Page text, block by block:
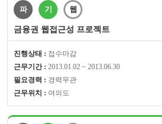
파 기 웹
금융권 웹접근성 프로젝트
진행상태 : 접수마감
근무기간 : 2013.01.02 ~ 2013.06.30
필요경력 : 경력무관
근무위치 : 여의도